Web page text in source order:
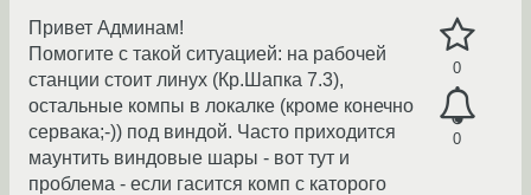
0
0
Привет Админам!
Помогите с такой ситуацией: на рабочей
станции стоит линух (Кр.Шапка 7.3),
остальные компы в локалке (кроме конечно
сервака;-)) под виндой. Часто приходится
маунтить виндовые шары - вот тут и
проблема - если гасится комп с каторого